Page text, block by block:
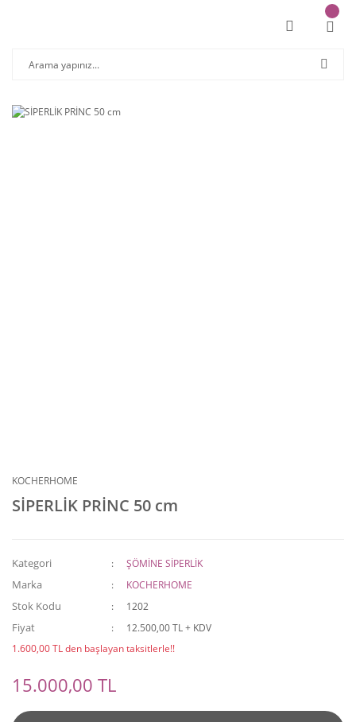
KOCHERHOME
SİPERLİK PRİNC 50 cm
Kategori ŞÖMİNE SİPERLİK
Marka KOCHERHOME
Stok Kodu 1202
Fiyat
12.500,00 TL + KDV
1.600,00 TL den başlayan taksitlerle!!
15.000,00 TL